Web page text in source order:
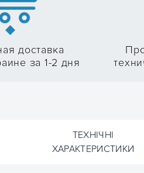
доставка
за 1-2 дня
ТЕХНІЧНІ
ХАРАКТЕРИСТИКИ